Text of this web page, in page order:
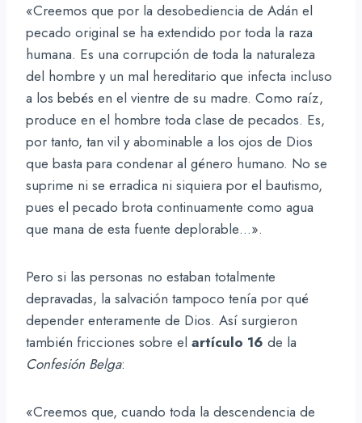
«Creemos que por la desobediencia de Adán el
pecado original se ha extendido por toda la raza
humana. Es una corrupción de toda la naturaleza
del hombre y un mal hereditario que infecta incluso
a los bebés en el vientre de su madre. Como raíz,
produce en el hombre toda clase de pecados. Es,
por tanto, tan vil y abominable a los ojos de Dios
que basta para condenar al género humano. No se
suprime ni se erradica ni siquiera por el bautismo,
pues el pecado brota continuamente como agua
que mana de esta fuente deplorable…».
Pero si las personas no estaban totalmente
depravadas, la salvación tampoco tenía por qué
depender enteramente de Dios. Así surgieron
también fricciones sobre el artículo 16 de la
Confesión Belga:
«Creemos que, cuando toda la descendencia de